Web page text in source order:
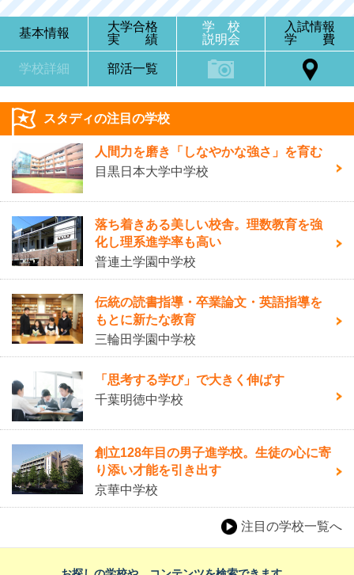
基本情報
大学合格
実 績
学 校
説明会
入試情報
学 費
学校詳細 部活一覧
スタディの注目の学校
人間力を磨き「しなやかな強さ」を育む
目黒日本大学中学校
落ち着きある美しい校舎。理数教育を強
化し理系進学率も高い
普連土学園中学校
伝統の読書指導・卒業論文・英語指導を
もとに新たな教育
三輪田学園中学校
「思考する学び」で大きく伸ばす
千葉明徳中学校
創立128年目の男子進学校。生徒の心に寄
り添い才能を引き出す
京華中学校
注目の学校一覧へ